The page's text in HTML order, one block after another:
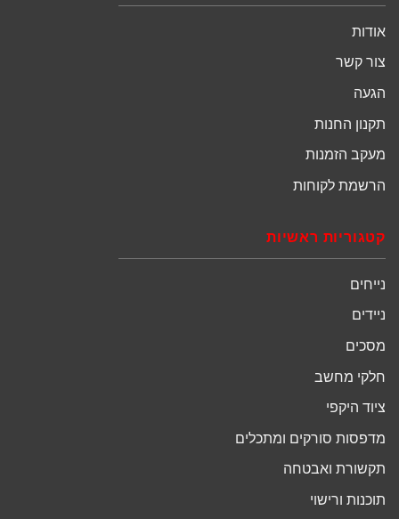
אודות
צור קשר
הגעה
תקנון החנות
מעקב הזמנות
הרשמת לקוחות
קטגוריות ראשיות
נייחים
ניידים
מסכים
חלקי מחשב
ציוד היקפי
מדפסות סורקים ומתכלים
תקשורת ואבטחה
תוכנות ורישוי